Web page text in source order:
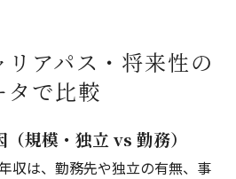
アパス・将来性の
タで比較
規模・独立 vs 勤務）
収は、勤務先や独立の有無、事